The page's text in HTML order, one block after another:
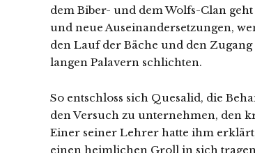
dem Biber- und dem Wolfs-Clan
und neue Auseinandersetzungen,
den Lauf der Bäche und den
langen Palavern schlichten.
So entschloss sich Quesalid, die
den Versuch zu unternehmen, den
Einer seiner Lehrer hatte ihm
einen heimlichen Groll in sich